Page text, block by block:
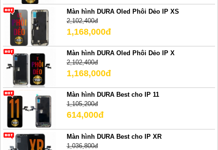
Màn hình DURA Oled Phôi Dẻo IP XS
2,102,400đ
1,168,000đ
Màn hình DURA Oled Phôi Dẻo IP X
2,102,400đ
1,168,000đ
Màn hình DURA Best cho IP 11
1,105,200đ
614,000đ
Màn hình DURA Best cho IP XR
1,036,800đ